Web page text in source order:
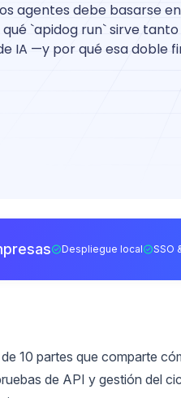
agentes debe basarse
`apidog run` sirve
IA —y por qué esa doble
Despliegue local SSO
10 partes que comparte
de API y gestión del